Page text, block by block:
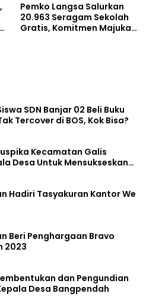
Pemko Langsa Salurkan
20.963 Seragam Sekolah
Gratis, Komitmen Majukan
SDN Banjar 02 Beli Buku
Tercover di BOS, Kok Bisa?
Kecamatan Galis
Desa Untuk Mensukseskan
Hadiri Tasyakuran Kantor We
Beri Penghargaan Bravo
2023
dan Pengundian
Desa Bangpendah